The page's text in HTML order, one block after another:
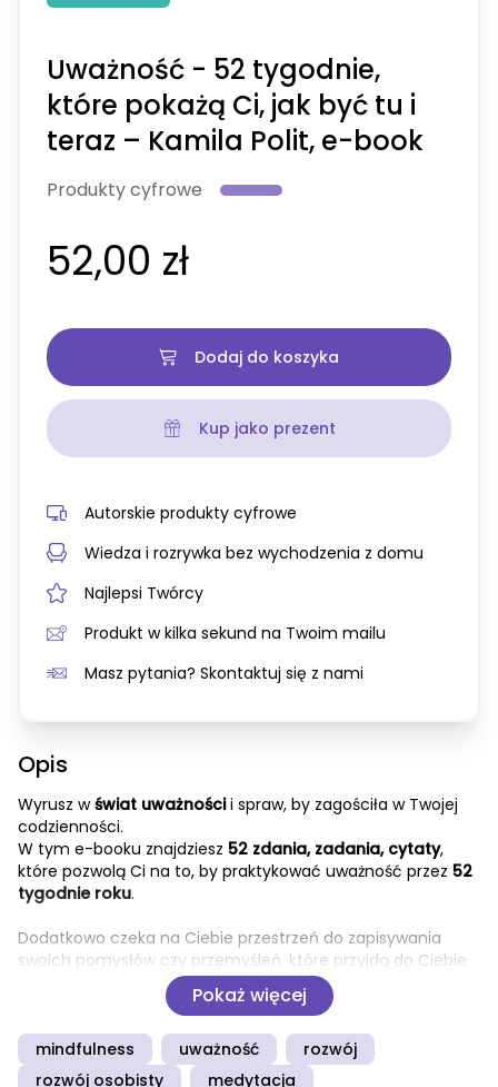
Uważność - 52 tygodnie,
które pokażą Ci, jak być tu i
teraz – Kamila Polit, e-book
Produkty cyfrowe
52,00 zł
Dodaj do koszyka
Kup jako prezent
Autorskie produkty cyfrowe
Wiedza i rozrywka bez wychodzenia z domu
Najlepsi Twórcy
Produkt w kilka sekund na Twoim mailu
Masz pytania? Skontaktuj się z nami
Opis
Wyrusz w świat uważności i spraw, by zagościła w Twojej
codzienności.
W tym e-booku znajdziesz 52 zdania, zadania, cytaty,
które pozwolą Ci na to, by praktykować uważność przez 52
tygodnie roku.
Dodatkowo czeka na Ciebie przestrzeń do zapisywania
swoich pomysłów czy przemyśleń, które przyjdą do Ciebie
otaczający Cię świat i poczujesz, że życie może Cię
zaskoczyć w każdej chwili; że możesz się nim cieszyć,
Pokaż więcej
mindfulness uważność
rozwój
rozwój osobisty
medytacja